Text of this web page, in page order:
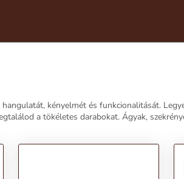
kényelmét és funkcionalitását.
a tökéletes darabokat. Ágyak,